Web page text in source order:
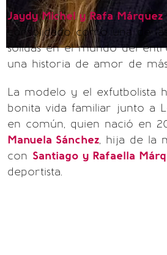
Jaydy Michel y Rafa Márquez
consolidado como una de
sólidas en el mundo del
una historia de amor de más
La modelo y el exfutbolista
bonita vida familiar junto a
en común, quien nació en
Manuela Sánchez, hija de la
con Santiago y Rafaella
deportista.